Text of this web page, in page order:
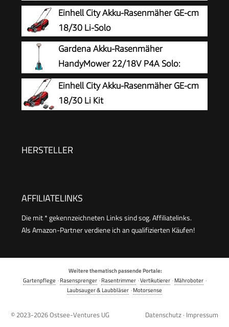
Fangkorb | Schnitthöhenverstellung
25-75 mm | inkl. Motoröl
Einhell City Akku-Rasenmäher GE-cm
18/30 Li-Solo
Gardena Akku-Rasenmäher
HandyMower 22/18V P4A Solo:
Kompakt, Leichtgewicht, Mulchmesser,
Rasenflächen bis 50 m², Kabellos (14620-55)
Einhell City Akku-Rasenmäher GE-cm
18/30 Li Kit
HERSTELLER
AFFILIATELINKS
Die mit * gekennzeichneten Links sind sog. Affiliatelinks.
Als Amazon-Partner verdiene ich an qualifizierten Käufen!
Weitere thematisch passende Portale:
Gartenpflege ·Rasensprenger·Rasentrimmer·Vertikutierer·Mähroboter·
Laubsauger & Laubbläser ·Motorsense
© 2023-2026Ostsee-Ventures UG Datenschutz · Impressum